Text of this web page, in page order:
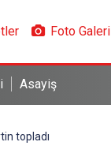
Foto Galeri
Asayiş
topladı